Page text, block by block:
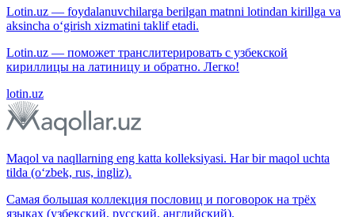
Lotin.uz — foydalanuvchilarga berilgan matnni lotindan kirillga va
aksincha o‘girish xizmatini taklif etadi.
Lotin.uz — поможет транслитерировать с узбекской
кириллицы на латиницу и обратно. Легко!
lotin.uz
Maqol va naqllarning eng katta kolleksiyasi. Har bir maqol uchta
tilda (o‘zbek, rus, ingliz).
Самая большая коллекция пословиц и поговорок на трёх
языках (узбекский, русский, английский).